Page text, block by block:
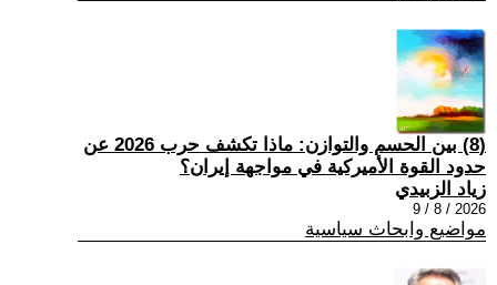
(8) بين الحسم والتوازن: ماذا تكشف حرب 2026 عن
حدود القوة الأميركية في مواجهة إيران؟
زياد الزبيدي
2026 / 8 / 9
مواضيع وابحاث سياسية